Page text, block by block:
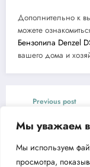
Мы уважаем
Мы используем
просмотра,
Дополнительно к
можете
Бензопила Denzel
вашего дома и
Previous post